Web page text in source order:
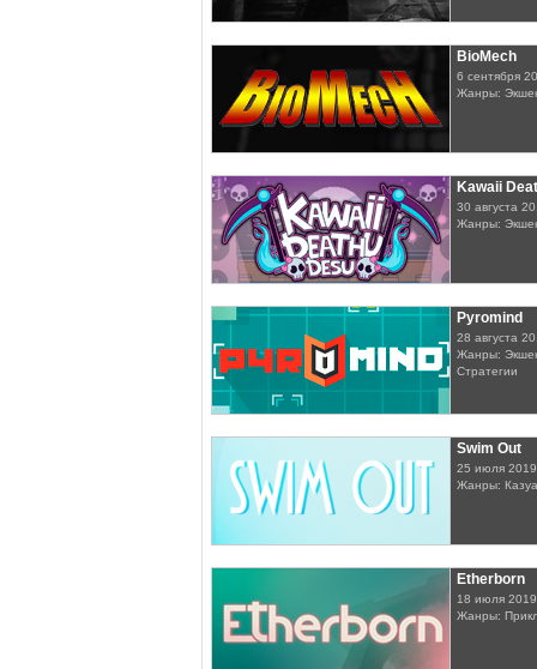
BioMech
6 сентября
Жанры:
Kawaii
30 августа
Жанры:
Pyromind
28 августа
Жанры:
Стратегии
Swim Out
25 июля 2019
Жанры:
Etherborn
18 июля 2019
Жанры: